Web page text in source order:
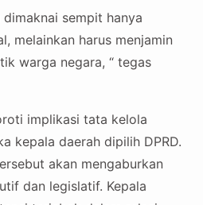
sempit hanya
melainkan harus menjamin
warga negara, “ tegas
implikasi tata kelola
kepala daerah dipilih DPRD.
akan mengaburkan
dan legislatif. Kepala